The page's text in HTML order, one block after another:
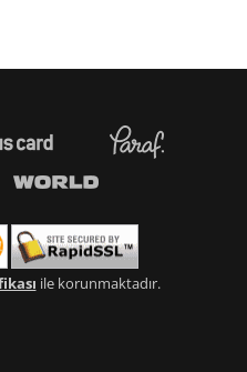
ile korunmaktadır.